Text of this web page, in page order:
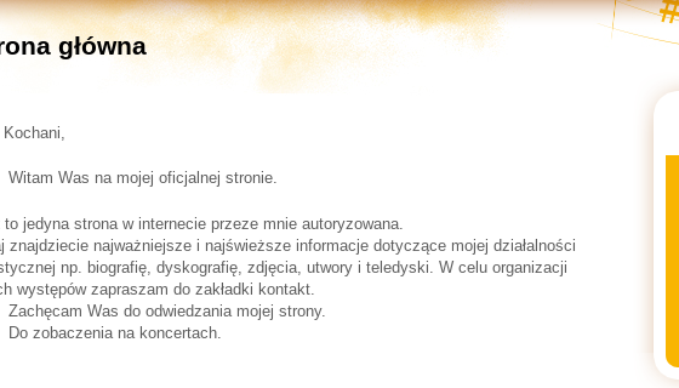
główna
Was na mojej oficjalnej stronie.
jedyna strona w internecie przeze mnie autoryzowana.
znajdziecie najważniejsze i najświeższe informacje dotyczące mojej działalności
np. biografię, dyskografię, zdjęcia, utwory i teledyski. W celu organizacji
występów zapraszam do zakładki kontakt.
Was do odwiedzania mojej strony.
zobaczenia na koncertach.